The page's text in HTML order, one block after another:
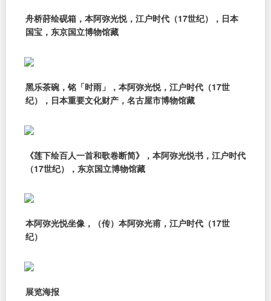
舟桥莳绘砚箱，本阿弥光悦，江户时代（17世纪），日本
国宝，东京国立博物馆藏
黑乐茶碗，铭「时雨」，本阿弥光悦，江户时代（17世
纪），日本重要文化财产，名古屋市博物馆藏
《莲下绘百人一首和歌卷断简》，本阿弥光悦书，江户时代
（17世纪），东京国立博物馆藏
本阿弥光悦坐像，（传）本阿弥光甫，江户时代（17世
纪）
展览海报